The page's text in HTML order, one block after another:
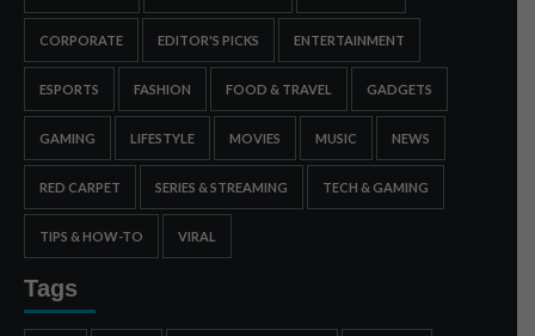
CORPORATE EDITOR'S PICKS ENTERTAINMENT
ESPORTS FASHION FOOD & TRAVEL GADGETS
GAMING LIFESTYLE MOVIES MUSIC NEWS
RED CARPET SERIES & STREAMING TECH & GAMING
TIPS & HOW-TO VIRAL
Tags